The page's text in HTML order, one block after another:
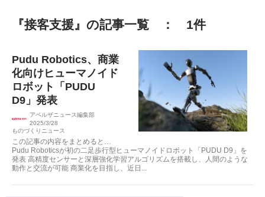
『接客支援』の記事一覧 ： 1件
Pudu Robotics、商業
化向けヒューマノイド
ロボット「PUDU
D9」発表
アペルザニュース編集部
2025/3/28
ものづくりニュース
この記事の内容をまとめると…
Pudu Roboticsが初の二足歩行型ヒューマノイドロボット「PUDU D9」を
発表 高精度センサーと深層強化学習アルゴリズムを搭載し、人間のような
動作と交流が可能 商業化を目指し、近日...